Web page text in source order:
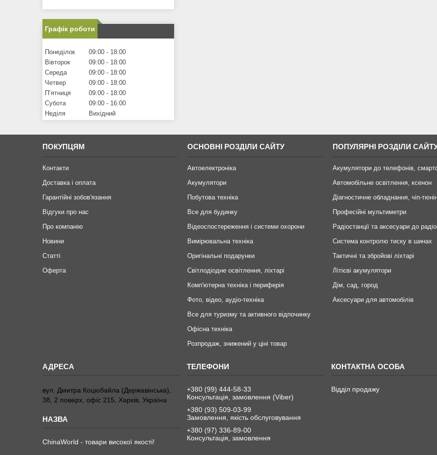
Графік роботи
Понеділок 09:00
18:00
Вівторок
09:00
18:00
Середа
09:00
18:00
Четвер
09:00
18:00
Пʼятниця
09:00
18:00
Субота
09:00
16:00
Неділя
Вихідний
ПОКУПЦЯМ
Контакти
Доставка і оплата
Гарантійні зобов'язання
Відгуки про нас
Про компанію
Новини
Статті
Оферта
ОСНОВНІ РОЗДІЛИ САЙТУ
Автоелектроніка
Акумулятори
Побутова техніка
Все для будинку
Відеоспостереження і системи охорони
Вимірювальна техніка
Оригінальні подарунки
Світлодіодне освітлення, ліхтарі
Комп'ютерна техніка і периферія
Фото, відео, аудіо-техніка
Все для туризму та активного відпочинку
Офісна техніка
Розпродаж, знижений у ціні товар
ПОПУЛЯРНІ РОЗДІЛИ
Акумулятори до телефонів,
Автомобільне освітлення, ксенон
Діагностичне обладнання, чіп-
Професійні мультиметри
Радіостанції та аксесуари до
Система контролю тиску в шинах
Тактичні та збройові ліхтарі
Літієві акумулятори
Дім, сад, город
Аксесуари для автомобілів
вул. Дмитра Коцюбайла (Державінська),
38, 2 поверх, офіс 215, Харків, Україна
ChinaWorld - товари високої якості!
+380 (99) 444-58-33
Консультація, замовлення (Viber)
+380 (93) 509-03-99
Замовлення, якість обслуговування
+380 (97) 336-89-00
Консультація, замовлення
Відділ продажу